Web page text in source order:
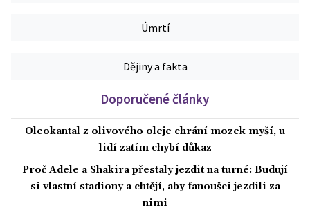
Úmrtí
Dějiny a fakta
Doporučené články
Oleokantal z olivového oleje chrání mozek myší, u
lidí zatím chybí důkaz
Proč Adele a Shakira přestaly jezdit na turné: Budují
si vlastní stadiony a chtějí, aby fanoušci jezdili za
nimi